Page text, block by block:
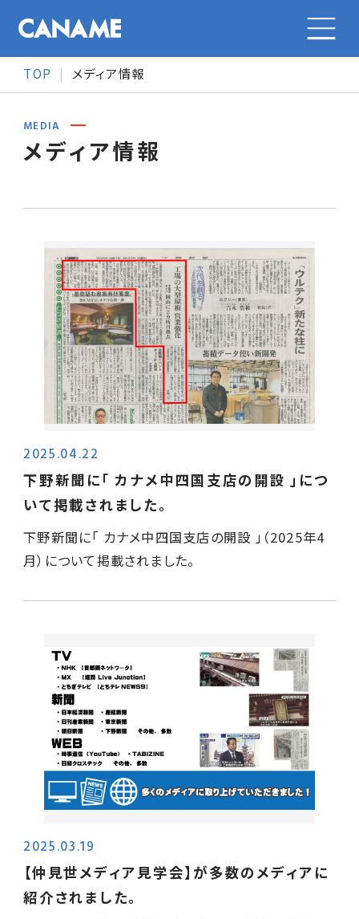
会社案内トップ
会社概要
メッセージ
沿革
各事業所
事業紹介
オリジナル製品
カナメ会
受賞・認可
事業紹介トップ
大型施設の金属屋根
工場倉庫の屋根修繕
社寺建築
太陽光発電
採用情報
採用情報トップ
新卒採用
キャリア採用
丸わかりパンフレット
社員の声
SDGs活動
お客さまからの評価
お問い合わせ
お知らせ
プライバシーポリシー
サイトポリシー
TOP メディア情報
MEDIA
メディア情報
2025.04.22
下野新聞に｢ カナメ中四国支店の開設 ｣につ
いて掲載されました。
下野新聞に｢ カナメ中四国支店の開設 ｣（2025年4
月）について掲載されました。
2025.03.19
【仲見世メディア見学会】が多数のメディアに
紹介されました。